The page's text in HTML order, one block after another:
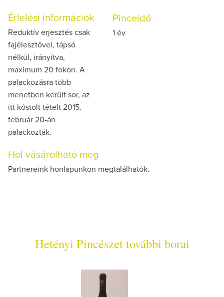
Érlelési információk
Reduktív erjesztés csak
fajélesztővel, tápsó
nélkül, irányítva,
maximum 20 fokon. A
palackozásra több
menetben került sor, az
itt kóstolt tételt 2015.
február 20-án
palackozták.
Pinceidő
1 év
Hol vásárolható meg
Partnereink honlapunkon megtalálhatók.
Hetényi Pincészet további borai